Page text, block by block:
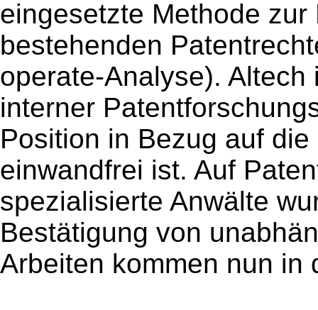
eingesetzte Methode
bestehenden
operate-Analyse).
interner
Position in Bezug auf
einwandfrei ist. Auf
spezialisierte Anwälte
Bestätigung von
Arbeiten kommen nun in